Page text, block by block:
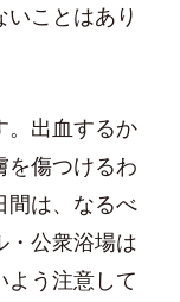
ことはあり
。出血するか
を傷つけるわ
間は、なるべ
・公衆浴場は
よう注意して